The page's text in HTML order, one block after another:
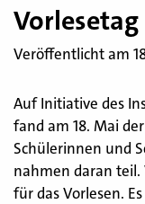
Vor­le­se­tag
Veröffentlicht am
Auf Initiative des
fand am 18. Mai
Schülerinnen und
nahmen daran teil.
für das Vorlesen.